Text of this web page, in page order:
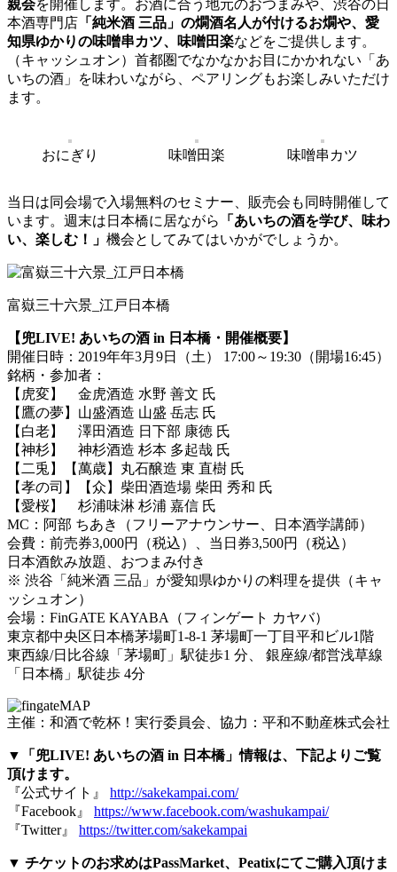
親会を開催します。お酒に合う地元のおつまみや、渋谷の日
本酒専門店 「純米酒 三品」の燗酒名人が付けるお燗や、愛
知県ゆかりの味噌串カツ、味噌田楽などをご提供します。
（キャッシュオン）首都圏でなかなかお目にかかれない「あ
いちの酒」を味わいながら、ペアリングもお楽しみいただけ
ます。
おにぎり 味噌田楽 味噌串カツ
当日は同会場で入場無料のセミナー、販売会も同時開催して
います。週末は日本橋に居ながら
「あいちの酒を学び、味わ
い、楽しむ！」 機会としてみてはいかがでしょうか。
富嶽三十六景_江戸日本橋
【兜LIVE! あいちの酒 in 日本橋・開催概要】
開催日時：2019年年3月9日（土） 17:00～19:30（開場16:45）
銘柄・参加者：
【虎変】 金虎酒造 水野 善文 氏
【鷹の夢】山盛酒造 山盛 岳志 氏
【白老】 澤田酒造 日下部 康徳 氏
【神杉】 神杉酒造 杉本 多起哉 氏
【二兎】【萬歳】丸石醸造 東 直樹 氏
【孝の司】【众】柴田酒造場 柴田 秀和 氏
【愛桜】 杉浦味淋 杉浦 嘉信 氏
MC：阿部 ちあき（フリーアナウンサー、日本酒学講師）
会費：前売券3,000円（税込）、当日券3,500円（税込）
日本酒飲み放題、おつまみ付き
※ 渋谷「純米酒 三品」が愛知県ゆかりの料理を提供（キャ
ッシュオン）
会場： FinGATE KAYABA（フィンゲート カヤバ）
東京都中央区日本橋茅場町1-8-1 茅場町一丁目平和ビル1階
東西線/日比谷線「茅場町」駅徒歩1 分、 銀座線/都営浅草線
「日本橋」駅徒歩 4分
主催：和酒で乾杯！実行委員会、協力：平和不動産株式会社
▼「兜LIVE! あいちの酒 in 日本橋」情報は、下記よりご覧
頂けます。
『公式サイト』 http://sakekampai.com/
『Facebook』 https://www.facebook.com/washukampai/
『Twitter』 https://twitter.com/sakekampai
▼ チケットのお求めはPassMarket、Peatixにてご購入頂けま